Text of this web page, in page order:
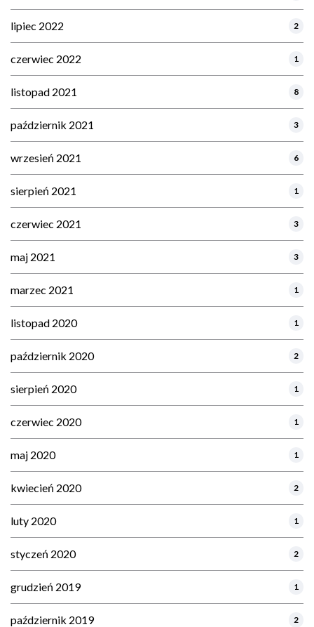
lipiec 2022 2
czerwiec 2022 1
listopad 2021 8
październik 2021 3
wrzesień 2021 6
sierpień 2021 1
czerwiec 2021 3
maj 2021 3
marzec 2021 1
listopad 2020 1
październik 2020 2
sierpień 2020 1
czerwiec 2020 1
maj 2020 1
kwiecień 2020 2
luty 2020 1
styczeń 2020 2
grudzień 2019 1
październik 2019 2